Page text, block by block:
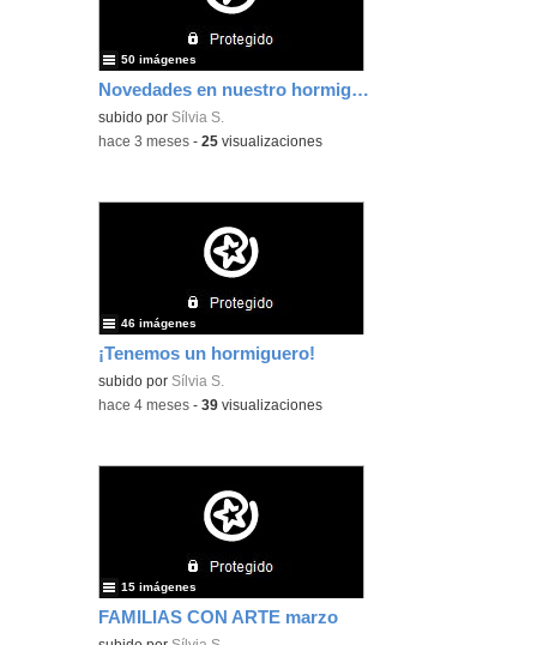
Novedades en nuestro hormiguero
subido por Sílvia S.
50 imágenes
-hace 3 meses -25 visualizaciones
¡Tenemos un hormiguero!
subido por Sílvia S.
46 imágenes
-hace 4 meses -39 visualizaciones
FAMILIAS CON ARTE marzo
15 imágenes